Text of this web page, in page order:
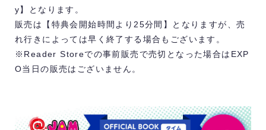
y】となります。
販売は【特典会開始時間より25分間】となりますが、売
れ行きによっては早く終了する場合もございます。
※Reader Storeでの事前販売で売切となった場合はEXP
O当日の販売はございません。